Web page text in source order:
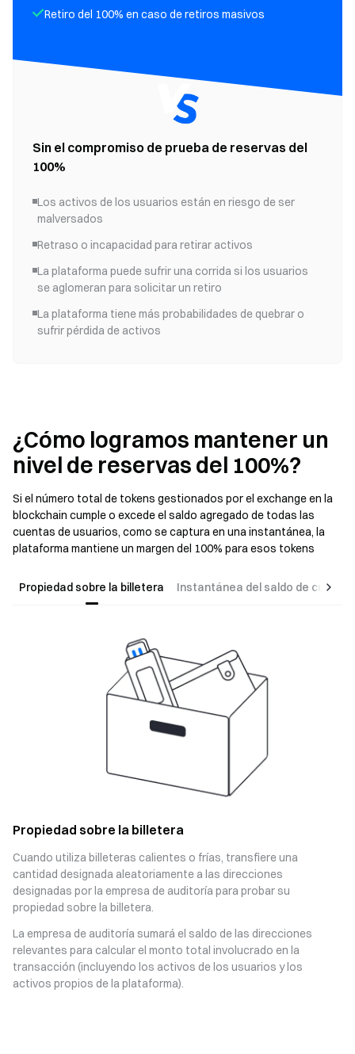
Retiro del 100% en caso de retiros masivos
Sin el compromiso de prueba de reservas del
100%
Los activos de los usuarios están en riesgo de ser
malversados
Retraso o incapacidad para retirar activos
La plataforma puede sufrir una corrida si los usuarios
se aglomeran para solicitar un retiro
La plataforma tiene más probabilidades de quebrar o
sufrir pérdida de activos
¿Cómo logramos mantener un
nivel de reservas del 100%?
Si el número total de tokens gestionados por el exchange en la
blockchain cumple o excede el saldo agregado de todas las
cuentas de usuarios, como se captura en una instantánea, la
plataforma mantiene un margen del 100% para esos tokens
Propiedad sobre la billetera Instantánea del saldo de cuenta
Propiedad sobre la billetera
Cuando utiliza billeteras calientes o frías, transfiere una
cantidad designada aleatoriamente a las direcciones
designadas por la empresa de auditoría para probar su
propiedad sobre la billetera.
La empresa de auditoría sumará el saldo de las direcciones
relevantes para calcular el monto total involucrado en la
transacción (incluyendo los activos de los usuarios y los
activos propios de la plataforma).